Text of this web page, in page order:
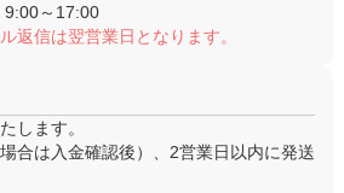
9:00～17:00
返信は翌営業日となります。
します。
合は入金確認後）、 2営業日以内に発送